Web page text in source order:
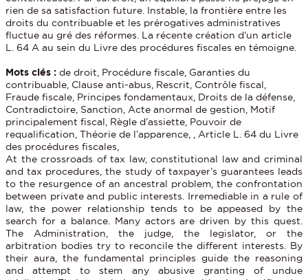
rien de sa satisfaction future. Instable, la frontière entre les
droits du contribuable et les prérogatives administratives
fluctue au gré des réformes. La récente création d’un article
L. 64 A au sein du Livre des procédures fiscales en témoigne.
Mots clés :de droit, Procédure fiscale, Garanties du
contribuable, Clause anti-abus, Rescrit, Contrôle fiscal,
Fraude fiscale, Principes fondamentaux, Droits de la défense,
Contradictoire, Sanction, Acte anormal de gestion, Motif
principalement fiscal, Règle d’assiette, Pouvoir de
requalification, Théorie de l’apparence, , Article L. 64 du Livre
des procédures fiscales,
At the crossroads of tax law, constitutional law and criminal
and tax procedures, the study of taxpayer’s guarantees leads
to the resurgence of an ancestral problem, the confrontation
between private and public interests. Irremediable in a rule of
law, the power relationship tends to be appeased by the
search for a balance. Many actors are driven by this quest.
The Administration, the judge, the legislator, or the
arbitration bodies try to reconcile the different interests. By
their aura, the fundamental principles guide the reasoning
and attempt to stem any abusive granting of undue